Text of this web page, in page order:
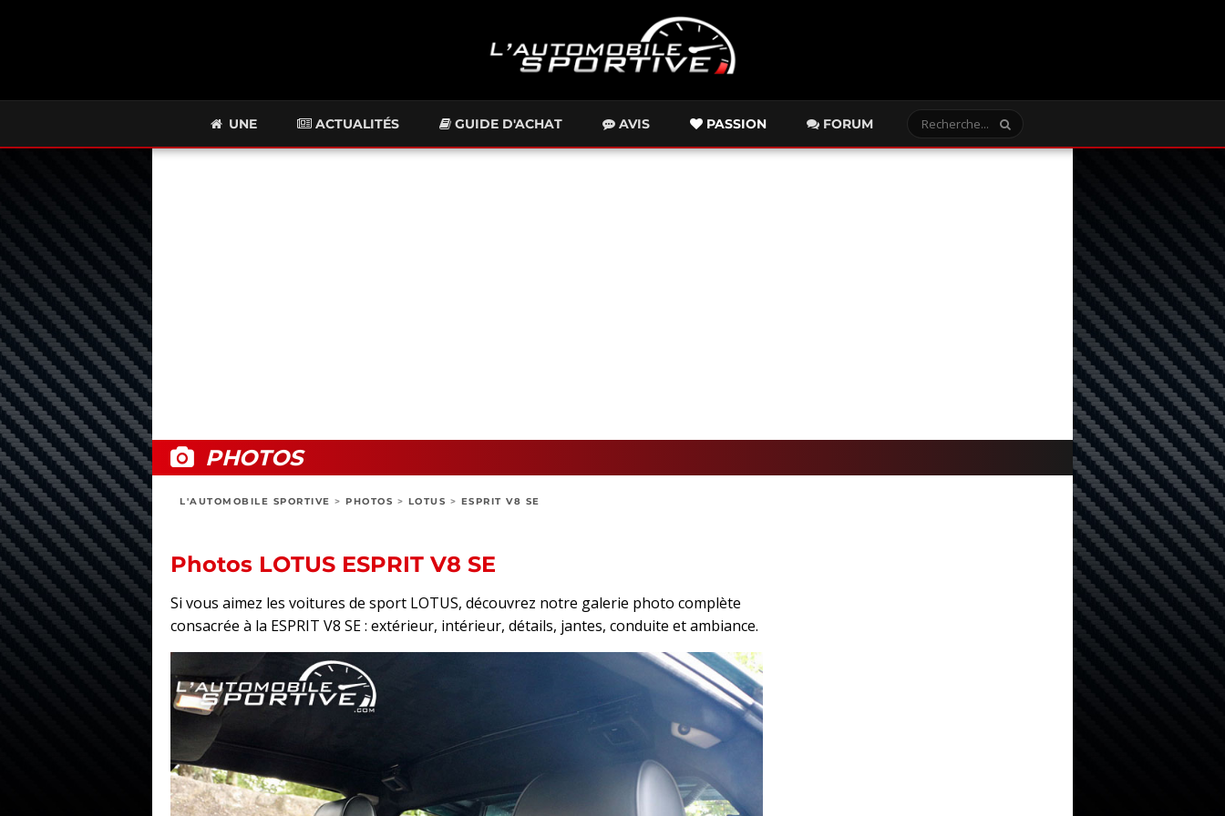
UNE ACTUALITÉS GUIDE D'ACHAT AVIS PASSION FORUM
PHOTOS
L'AUTOMOBILE SPORTIVE > PHOTOS > LOTUS > ESPRIT V8 SE
Photos LOTUS ESPRIT V8 SE
Si vous aimez les voitures de sport LOTUS, découvrez notre galerie photo complète
consacrée à la ESPRIT V8 SE : extérieur, intérieur, détails, jantes, conduite et ambiance.